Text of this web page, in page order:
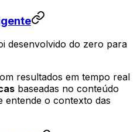
desenvolvido do zero para
resultados em tempo real
baseadas no conteúdo
entende o contexto das